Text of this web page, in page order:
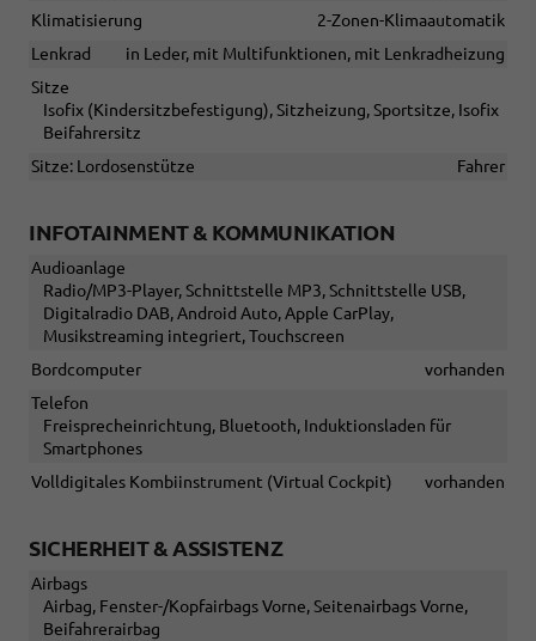
Klimatisierung
2-Zonen-Klimaautomatik
Lenkrad
in Leder, mit Multifunktionen, mit Lenkradheizung
Sitze
Isofix (Kindersitzbefestigung), Sitzheizung, Sportsitze, Isofix
Beifahrersitz
Sitze: Lordosenstütze
Fahrer
INFOTAINMENT & KOMMUNIKATION
Audioanlage
Radio/MP3-Player, Schnittstelle MP3, Schnittstelle USB,
Digitalradio DAB, Android Auto, Apple CarPlay,
Musikstreaming integriert, Touchscreen
Bordcomputer
vorhanden
Telefon
Freisprecheinrichtung, Bluetooth, Induktionsladen für
Smartphones
Volldigitales Kombiinstrument (Virtual Cockpit)
vorhanden
SICHERHEIT & ASSISTENZ
Airbags
Airbag, Fenster-/Kopfairbags Vorne, Seitenairbags Vorne,
Beifahrerairbag